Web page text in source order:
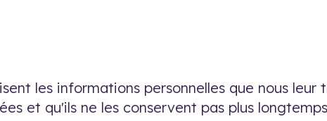
les informations personnelles que nous
et qu'ils ne les conservent pas plus